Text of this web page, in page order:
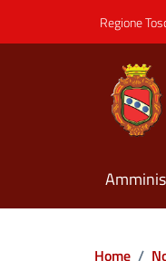
Regione
Home /